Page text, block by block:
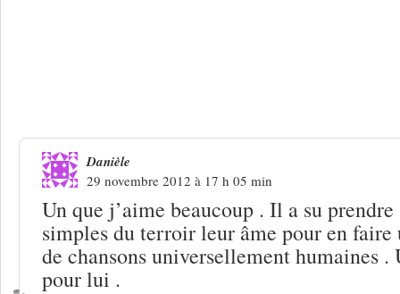
Danièle
29 novembre 2012 à 17 h 05 min
Un que j’aime beaucoup . Il a su
simples du terroir leur âme pour en faire
de chansons universellement humaines
pour lui .